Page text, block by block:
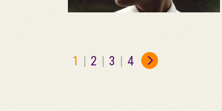
1 | 2 | 3 | 4